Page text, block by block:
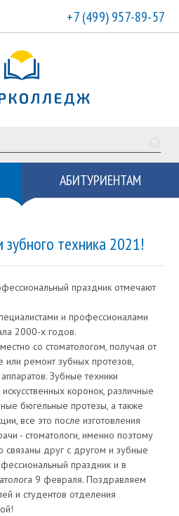
+7 (499) 957-89-57
АБИТУРИЕНТАМ
техника 2021!
праздник отмечают
и профессионалами
2000-х годов.
со стоматологом, получая от
или ремонт зубных протезов,
Зубные техники
коронок, различные
бюгельные протезы, а также
все это после изготовления
- стоматологи, именно поэтому
связаны друг с другом и зубные
праздник и в
9 февраля. Поздравляем
и студентов отделения